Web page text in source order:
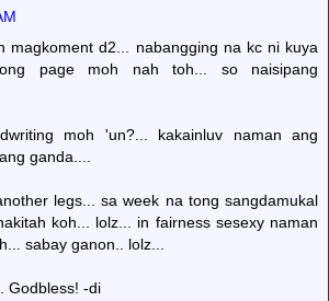
magkoment d2... nabangging na kc ni kuya
page moh nah toh... so naisipang
moh 'un?... kakainluv naman ang
ganda....
legs... sa week na tong sangdamukal
koh... lolz... in fairness sesexy naman
sabay ganon.. lolz...
Godbless! -di